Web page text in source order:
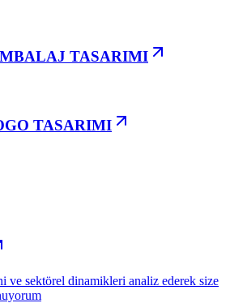
TASARIMI
TASARIMI
ve sektörel dinamikleri analiz ederek size